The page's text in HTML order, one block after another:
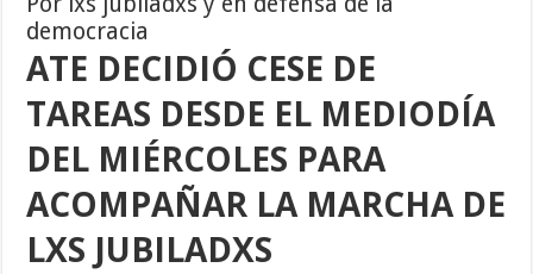
democracia
ATE DECIDIÓ CESE DE
TAREAS DESDE EL MEDIODÍA
DEL MIÉRCOLES PARA
ACOMPAÑAR LA MARCHA DE
LXS JUBILADXS